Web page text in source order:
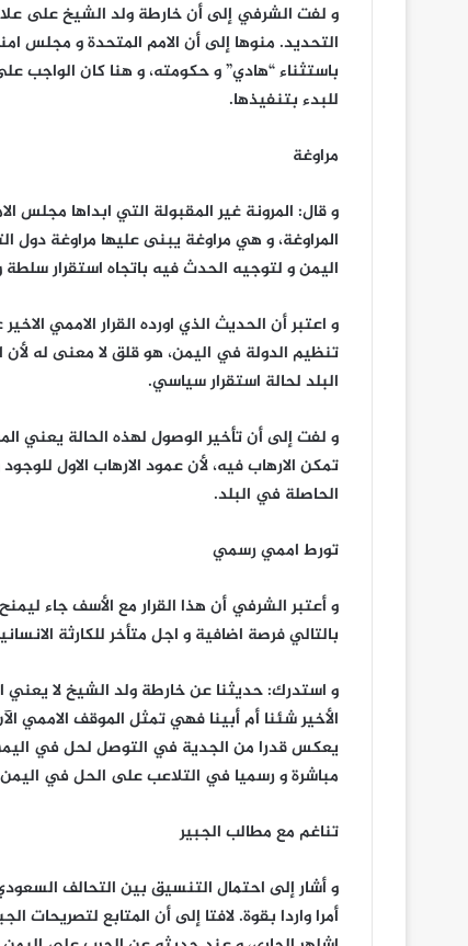
و لفت الشرفي إلى أن خارطة ولد الشيخ على
التحديد. منوها إلى أن الامم المتحدة و مجلس
باستثناء “هادي” و حكومته، و هنا كان
للبدء بتنفيذها.
مراوغة
المراوغة، و هي مراوغة يبنى عليها مراوغة
اليمن و لتوجيه الحدث فيه باتجاه استقرار
و اعتبر أن الحديث الذي اورده القرار الاممي
تنظيم الدولة في اليمن، هو قلق لا معنى له لأن
البلد لحالة استقرار سياسي.
و لفت إلى أن تأخير الوصول لهذه الحالة يعني
تمكن الارهاب فيه، لأن عمود الارهاب الاول
الحاصلة في البلد.
تورط اممي رسمي
و أعتبر الشرفي أن هذا القرار مع الأسف جاء
بالتالي فرصة اضافية و اجل متأخر للكارثة
و استدرك: حديثنا عن خارطة ولد الشيخ لا يعني
الأخير شئنا أم أبينا فهي تمثل الموقف الاممي
يعكس قدرا من الجدية في التوصل لحل في
مباشرة و رسميا في التلاعب على الحل في اليمن
تناغم مع مطالب الجبير
و أشار إلى احتمال التنسيق بين التحالف
أمرا واردا بقوة. لافتا إلى أن المتابع